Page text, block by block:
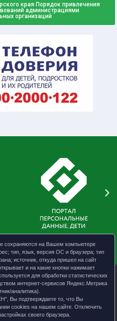
края Порядок привлечения
администрациями
организаций
АКМО
сохраняются на Вашем компьютере
тип, язык, версия ОС и браузера; тип
источник, откуда пришел на сайт
и на какие кнопки нажимает
для обработки статистических
интернет-сервисов Яндекс.Метрика
аналитика).
Вы подтверждаете то, что Вы
cookies на нашем сайте. Отключить
своего браузера.